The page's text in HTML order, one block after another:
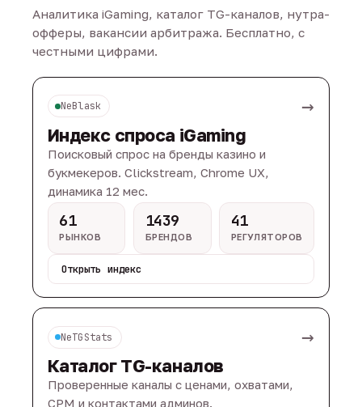
Аналитика iGaming, каталог TG-каналов, нутра-
офферы, вакансии арбитража. Бесплатно, с
честными цифрами.
NeBlask →
Индекс спроса iGaming
Поисковый спрос на бренды казино и
букмекеров. Clickstream, Chrome UX,
динамика 12 мес.
61
РЫНКОВ
1439
БРЕНДОВ
41
РЕГУЛЯТОРОВ
Открыть индекс
NeTGStats →
Каталог TG-каналов
Проверенные каналы с ценами, охватами,
CPM и контактами админов.